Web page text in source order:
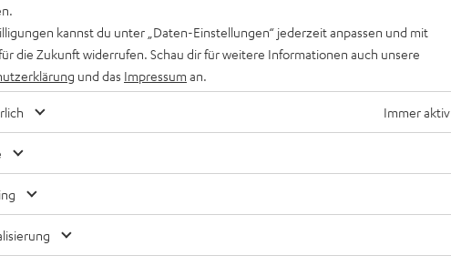
Inline-Fernbedienung mit
mit dicker,
geeignet für Brillenträger
und spezieller
Zoom, HD-Audio,
für ZOLA mit
kannst du unter „Daten-Einstellungen“ jederzeit anpassen und mit
die Zukunft widerrufen. Schau dir für weitere Informationen auch unsere
und das Impressum an.
Immer aktiv